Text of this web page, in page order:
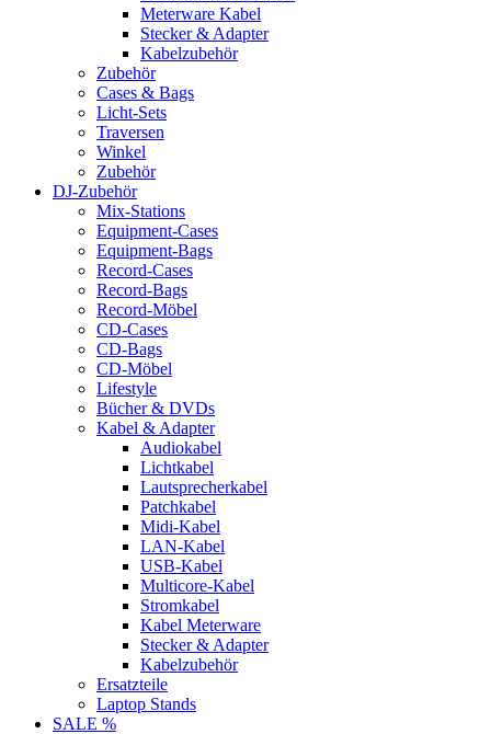
Meterware Kabel
Stecker & Adapter
Kabelzubehör
Zubehör
Cases & Bags
Licht-Sets
Traversen
Winkel
Zubehör
DJ-Zubehör
Mix-Stations
Equipment-Cases
Equipment-Bags
Record-Cases
Record-Bags
Record-Möbel
CD-Cases
CD-Bags
CD-Möbel
Lifestyle
Bücher & DVDs
Kabel & Adapter
Audiokabel
Lichtkabel
Lautsprecherkabel
Patchkabel
Midi-Kabel
LAN-Kabel
USB-Kabel
Multicore-Kabel
Stromkabel
Kabel Meterware
Stecker & Adapter
Kabelzubehör
Ersatzteile
Laptop Stands
SALE %